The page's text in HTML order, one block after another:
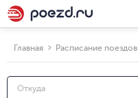
Главная Расписание поездов
Откуда